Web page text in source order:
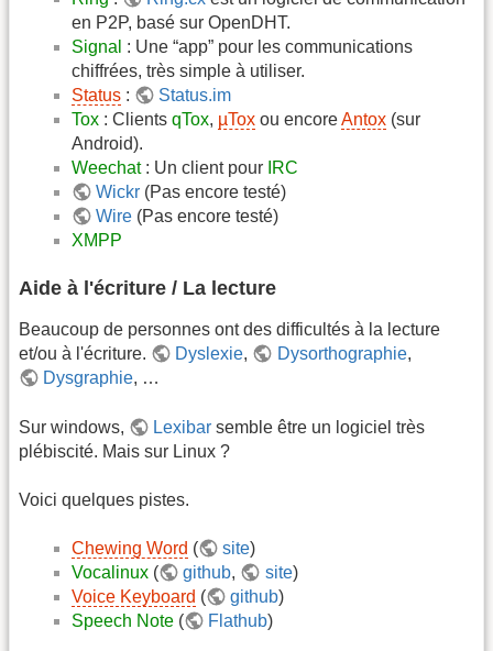
en P2P, basé sur OpenDHT.
Signal : Une “app” pour les communications
chiffrées, très simple à utiliser.
Status :
Status.im
Tox : Clients qTox, µTox ou encoreAntox (sur
Android).
Weechat: Un client pour IRC
Wickr (Pas encore testé)
Wire (Pas encore testé)
XMPP
Aide à l'écriture / La lecture
Beaucoup de personnes ont des difficultés à la lecture
et/ou à l'écriture.
Dyslexie, Dysorthographie,
Dysgraphie, …
Sur windows, Lexibar semble être un logiciel très
plébiscité. Mais sur Linux ?
Voici quelques pistes.
Chewing Word ( site)
Vocalinux ( github, site)
Voice Keyboard ( github)
Speech Note ( Flathub)